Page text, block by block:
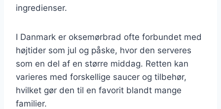
ingredienser.
I Danmark er oksemørbrad ofte forbundet med
højtider som jul og påske, hvor den serveres
som en del af en større middag. Retten kan
varieres med forskellige saucer og tilbehør,
hvilket gør den til en favorit blandt mange
familier.